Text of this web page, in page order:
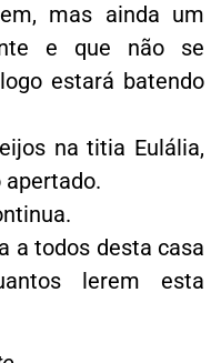
mas ainda um
e que não se
estará batendo
na titia Eulália,
apertado.
a todos desta casa
lerem esta